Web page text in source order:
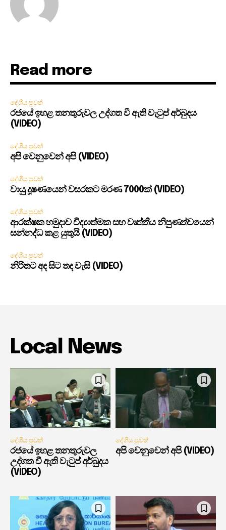
Read more
දේශීය පුවත්
රජයේ ඉහළ තනතුරුවල උද්ගත වී ඇති වැටුප් අර්බුදය
(VIDEO)
දේශීය පුවත්
අපි වෙනුවෙන් අපි (VIDEO)
දේශීය පුවත්
වායු දූෂණයෙන් වසරකට මරණ 7000ක් (VIDEO)
දේශීය පුවත්
ආරක්ෂක හමුදාව විද්‍යාත්මක සහ වෘත්තීය නිපුණත්වයෙන්
සන්නද්ධ කළ යුතුයි (VIDEO)
දේශීය පුවත්
නිරිතට අද සිට තද වැසි (VIDEO)
Local News
දේශීය පුවත්
රජයේ ඉහළ තනතුරුවල
උද්ගත වී ඇති වැටුප් අර්බුදය
(VIDEO)
දේශීය පුවත්
අපි වෙනුවෙන් අපි (VIDEO)